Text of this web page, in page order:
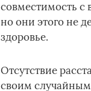
совместимость с
но они этого не
здоровье.
Отсутствие
своим случайным